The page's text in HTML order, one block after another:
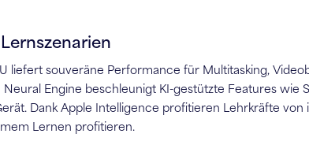
liefert souveräne Performance für Multitasking,
Engine beschleunigt KI-gestützte Features wie
Dank Apple Intelligence profitieren Lehrkräfte
Lernen profitieren.